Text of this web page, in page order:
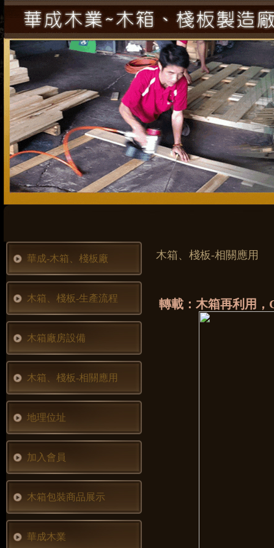
華成-木箱、棧板廠
木箱、棧板-生產流程
木箱廠房設備
木箱、棧板-相關應用
地理位址
加入會員
木箱包裝商品展示
華成木業
木箱、棧板-相關應用
轉載：木箱再利用，